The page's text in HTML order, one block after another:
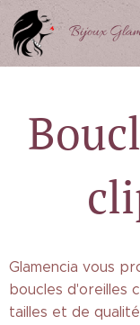
Bijoux
Glamencia vous
boucles d'oreilles
tailles et de